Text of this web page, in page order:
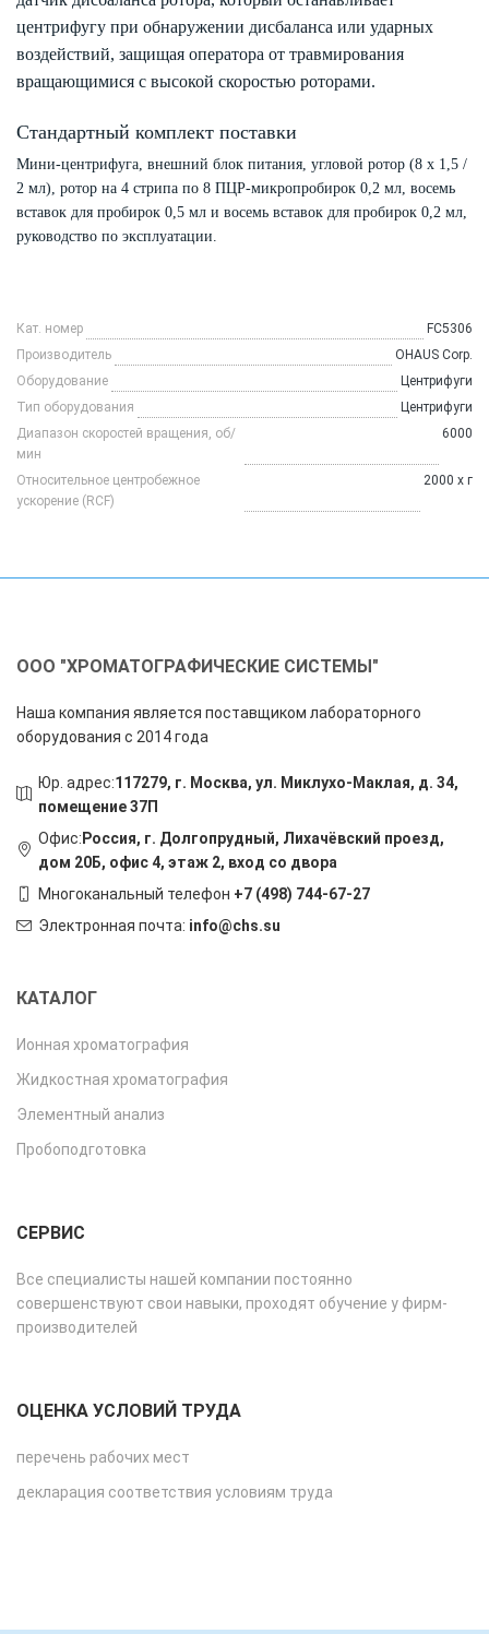
центрифугу при обнаружении дисбаланса или ударных
воздействий, защищая оператора от травмирования
вращающимися с высокой скоростью роторами.
Стандартный комплект поставки
Мини-центрифуга, внешний блок питания, угловой ротор (8 х 1,5 /
2 мл), ротор на 4 стрипа по 8 ПЦР-микропробирок 0,2 мл, восемь
вставок для пробирок 0,5 мл и восемь вставок для пробирок 0,2 мл,
руководство по эксплуатации.
Кат. номер
FC5306
Производитель
OHAUS Corp.
Оборудование
Центрифуги
Тип оборудования
Центрифуги
Диапазон скоростей вращения, об/
мин
6000
Относительное центробежное
ускорение (RCF)
2000 х г
ООО "ХРОМАТОГРАФИЧЕСКИЕ СИСТЕМЫ"
Наша компания является поставщиком лабораторного
оборудования с 2014 года
Юр. адрес:117279, г. Москва, ул. Миклухо-Маклая, д. 34,
помещение 37П
Офис: Россия, г. Долгопрудный, Лихачёвский проезд,
дом 20Б, офис 4, этаж 2, вход со двора
Многоканальный телефон +7 (498) 744-67-27
Электронная почта: info@chs.su
КАТАЛОГ
Ионная хроматография
Жидкостная хроматография
Элементный анализ
Пробоподготовка
СЕРВИС
Все специалисты нашей компании постоянно
совершенствуют свои навыки, проходят обучение у фирм-
производителей
ОЦЕНКА УСЛОВИЙ ТРУДА
перечень рабочих мест
декларация соответствия условиям труда